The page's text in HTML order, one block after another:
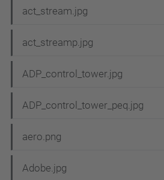
act_stream.jpg
act_streamp.jpg
ADP_control_tower.jpg
ADP_control_tower_peq.jpg
aero.png
Adobe.jpg